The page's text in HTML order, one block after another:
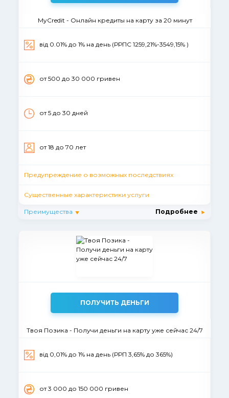
MyCredit - Онлайн кредиты на карту за 20 минут
від 0.01% до 1% на день (РРПС 1259,21%-3549,15% )
от 500 до 30 000 гривен
от 5 до 30 дней
от 18 до 70 лет
Предупреждение о возможных последствиях
Существенные характеристики услуги
Преимущества Подробнее
ПОЛУЧИТЬ ДЕНЬГИ
Твоя Позика - Получи деньги на карту уже сейчас 24/7
від 0,01% до 1% на день (РРП 3,65% до 365%)
от 3 000 до 150 000 гривен